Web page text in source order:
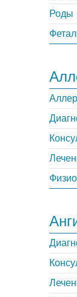
Роды